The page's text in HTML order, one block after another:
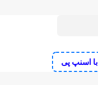
اسنپ پی